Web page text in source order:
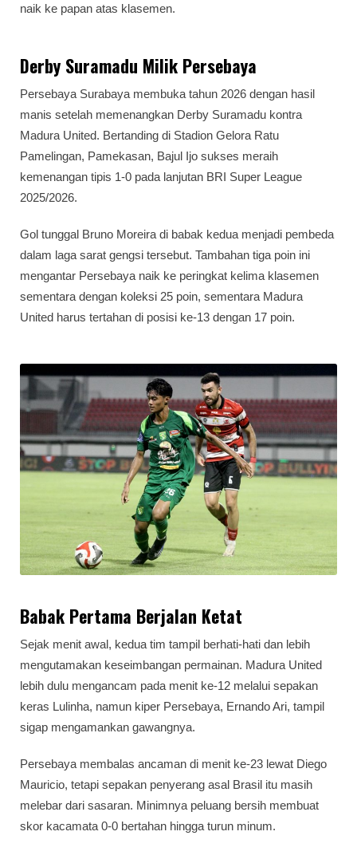
naik ke papan atas klasemen.
Derby Suramadu Milik Persebaya
Persebaya Surabaya membuka tahun 2026 dengan hasil
manis setelah memenangkan Derby Suramadu kontra
Madura United. Bertanding di Stadion Gelora Ratu
Pamelingan, Pamekasan, Bajul Ijo sukses meraih
kemenangan tipis 1-0 pada lanjutan BRI Super League
2025/2026.
Gol tunggal Bruno Moreira di babak kedua menjadi pembeda
dalam laga sarat gengsi tersebut. Tambahan tiga poin ini
mengantar Persebaya naik ke peringkat kelima klasemen
sementara dengan koleksi 25 poin, sementara Madura
United harus tertahan di posisi ke-13 dengan 17 poin.
Babak Pertama Berjalan Ketat
Sejak menit awal, kedua tim tampil berhati-hati dan lebih
mengutamakan keseimbangan permainan. Madura United
lebih dulu mengancam pada menit ke-12 melalui sepakan
keras Lulinha, namun kiper Persebaya, Ernando Ari, tampil
sigap mengamankan gawangnya.
Persebaya membalas ancaman di menit ke-23 lewat Diego
Mauricio, tetapi sepakan penyerang asal Brasil itu masih
melebar dari sasaran. Minimnya peluang bersih membuat
skor kacamata 0-0 bertahan hingga turun minum.